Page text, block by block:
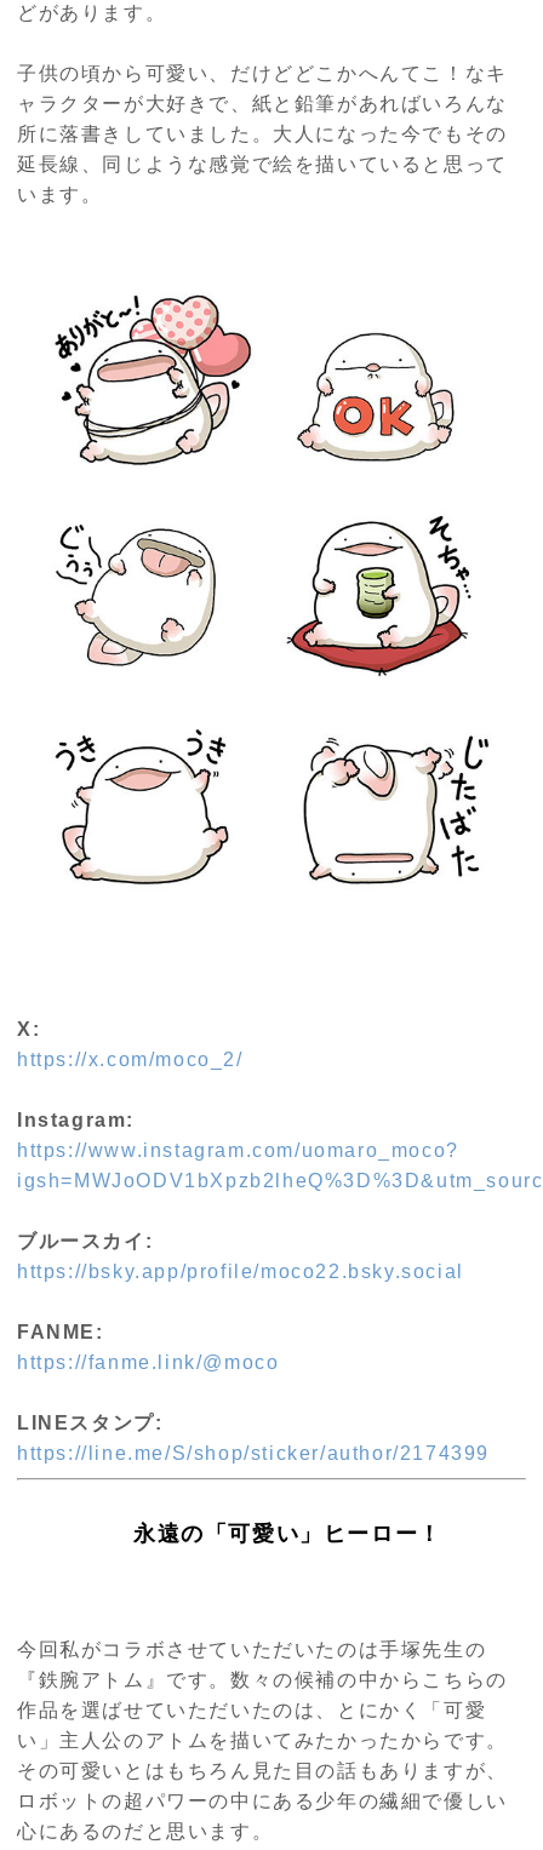
どがあります。
子供の頃から可愛い、だけどどこかへんてこ！なキ
ャラクターが大好きで、紙と鉛筆があればいろんな
所に落書きしていました。大人になった今でもその
延長線、同じような感覚で絵を描いていると思って
います。
X:
https://x.com/moco_2/
Instagram:
https://www.instagram.com/uomaro_moco?
ブルースカイ:
https://bsky.app/profile/moco22.bsky.social
FANME:
https://fanme.link/@moco
LINEスタンプ:
https://line.me/S/shop/sticker/author/2174399
永遠の「可愛い」ヒーロー！
今回私がコラボさせていただいたのは手塚先生の
『鉄腕アトム』です。数々の候補の中からこちらの
作品を選ばせていただいたのは、とにかく「可愛
い」主人公のアトムを描いてみたかったからです。
その可愛いとはもちろん見た目の話もありますが、
ロボットの超パワーの中にある少年の繊細で優しい
心にあるのだと思います。